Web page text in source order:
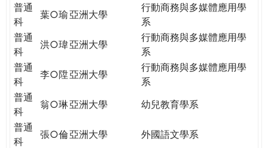
普通
科
葉○瑜亞洲大學
行動商務與多媒體應用學
系
普通
科
洪○瑋亞洲大學
行動商務與多媒體應用學
系
普通
科
李○陞亞洲大學
行動商務與多媒體應用學
系
普通
科
翁○琳亞洲大學
幼兒教育學系
普通
科
張○倫亞洲大學
外國語文學系